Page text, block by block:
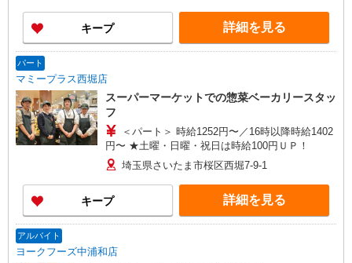
キープ 詳細を見る
パート
マミープラス西堀店
スーパーマーケットでの惣菜ベーカリースタッ
フ
＜パート＞ 時給1252円〜／16時以降時給1402
円〜 ★土曜・日曜・祝日は時給100円ＵＰ！
埼玉県さいたま市桜区西堀7-9-1
キープ 詳細を見る
アルバイト
ヨークフーズ中浦和店